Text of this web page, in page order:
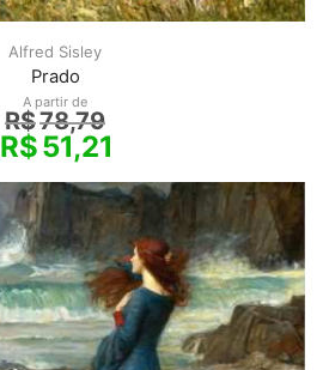
Alfred Sisley
Prado
A partir de
R$78,79
R$51,21